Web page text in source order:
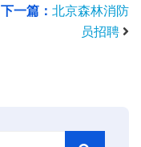
下一篇： 北京森林消防
员招聘